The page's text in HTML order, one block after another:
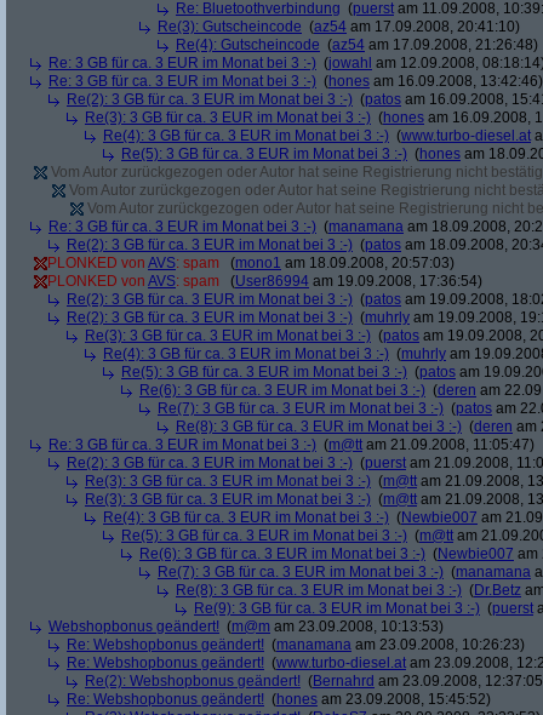
Re: Bluetoothverbindung (puerst am 11.09.2008,
Re(3): Gutscheincode (az54 am 17.09.2008, 20:41:10)
Re(4): Gutscheincode (az54 am 17.09.2008, 21:26:48)
Re: 3 GB für ca. 3 EUR im Monat bei 3 :-) (jowahl am 12.09.2008,
Re: 3 GB für ca. 3 EUR im Monat bei 3 :-) (hones am 16.09.2008, 13:42:46)
Re(2): 3 GB für ca. 3 EUR im Monat bei 3 :-) (patos am 16.09.2008,
Re(3): 3 GB für ca. 3 EUR im Monat bei 3 :-) (hones am 16.09.2008,
Re(4): 3 GB für ca. 3 EUR im Monat bei 3 :-) (www.turbo-diesel.at
Re(5): 3 GB für ca. 3 EUR im Monat bei 3 :-) (hones am
Vom Autor zurückgezogen oder Autor hat seine Registrierung nicht
Vom Autor zurückgezogen oder Autor hat seine Registrierung nicht
Vom Autor zurückgezogen oder Autor hat seine Registrierung nicht
Re: 3 GB für ca. 3 EUR im Monat bei 3 :-) (manamana am 18.09.2008,
Re(2): 3 GB für ca. 3 EUR im Monat bei 3 :-) (patos am 18.09.2008,
PLONKED von AVS: spam (mono1 am 18.09.2008, 20:57:03)
PLONKED von AVS: spam (User86994 am 19.09.2008, 17:36:54)
Re(2): 3 GB für ca. 3 EUR im Monat bei 3 :-) (patos am 19.09.2008,
Re(2): 3 GB für ca. 3 EUR im Monat bei 3 :-) (muhrly am 19.09.2008,
Re(3): 3 GB für ca. 3 EUR im Monat bei 3 :-) (patos am 19.09.2008,
Re(4): 3 GB für ca. 3 EUR im Monat bei 3 :-) (muhrly am
Re(5): 3 GB für ca. 3 EUR im Monat bei 3 :-) (patos am
Re(6): 3 GB für ca. 3 EUR im Monat bei 3 :-) (deren am
Re(7): 3 GB für ca. 3 EUR im Monat bei 3 :-) (patos am
Re(8): 3 GB für ca. 3 EUR im Monat bei 3 :-) (deren am
Re: 3 GB für ca. 3 EUR im Monat bei 3 :-) (m@tt am 21.09.2008, 11:05:47)
Re(2): 3 GB für ca. 3 EUR im Monat bei 3 :-) (puerst am 21.09.2008,
Re(3): 3 GB für ca. 3 EUR im Monat bei 3 :-) (m@tt am 21.09.2008,
Re(3): 3 GB für ca. 3 EUR im Monat bei 3 :-) (m@tt am 21.09.2008,
Re(4): 3 GB für ca. 3 EUR im Monat bei 3 :-) (Newbie007 am
Re(5): 3 GB für ca. 3 EUR im Monat bei 3 :-) (m@tt am
Re(6): 3 GB für ca. 3 EUR im Monat bei 3 :-) (Newbie007 am
Re(7): 3 GB für ca. 3 EUR im Monat bei 3 :-) (manamana
Re(8): 3 GB für ca. 3 EUR im Monat bei 3 :-) (Dr.Betz
Re(9): 3 GB für ca. 3 EUR im Monat bei 3 :-) (puerst
Webshopbonus geändert! (m@m am 23.09.2008, 10:13:53)
Re: Webshopbonus geändert! (manamana am 23.09.2008, 10:26:23)
Re: Webshopbonus geändert! (www.turbo-diesel.at am 23.09.2008,
Re(2): Webshopbonus geändert! (Bernahrd am 23.09.2008,
Re: Webshopbonus geändert! (hones am 23.09.2008, 15:45:52)